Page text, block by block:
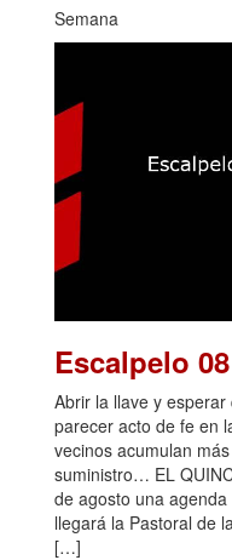
Semana
Escalpelo
Abrir la llave y
parecer acto de fe en
vecinos acumulan
suministro… EL
de agosto una
llegará la Pastoral de
[…]